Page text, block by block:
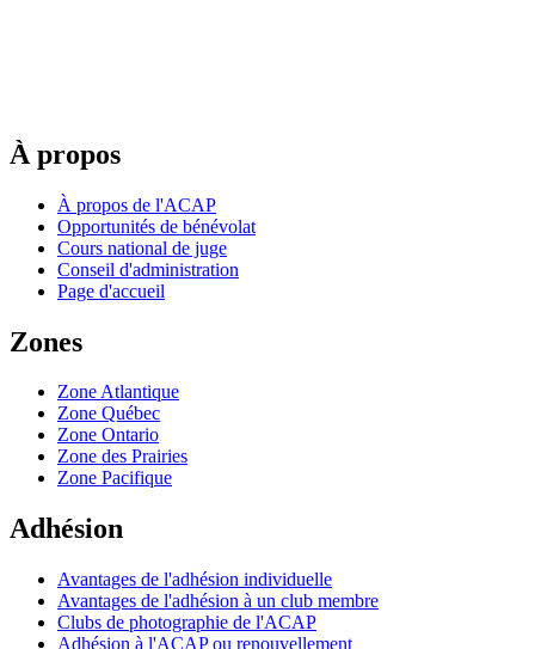
À propos
À propos de l'ACAP
Opportunités de bénévolat
Cours national de juge
Conseil d'administration
Page d'accueil
Zones
Zone Atlantique
Zone Québec
Zone Ontario
Zone des Prairies
Zone Pacifique
Adhésion
Avantages de l'adhésion individuelle
Avantages de l'adhésion à un club membre
Clubs de photographie de l'ACAP
Adhésion à l'ACAP ou renouvellement